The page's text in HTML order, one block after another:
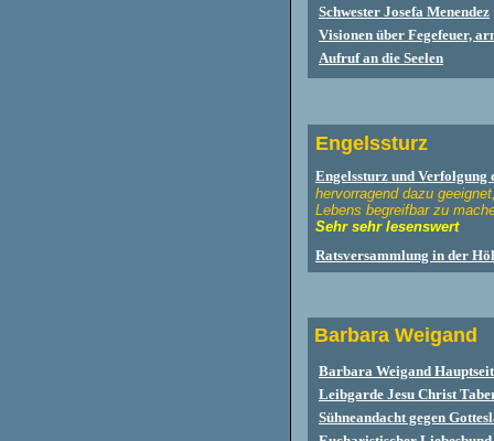
Schwester Josefa Menendez
Visionen über Fegefeuer,
Aufruf an die Seelen
Engelssturz
Engelssturz und Verfolgung
hervorragend dazu
Lebens begreifbar zu
Sehr sehr lesenswert
Ratsversammlung in der
Barbara
Barbara Weigand
Leibgarde Jesu Christ
Sühneandacht gegen